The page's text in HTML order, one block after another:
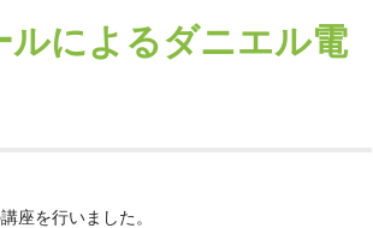
ルによるダニエル電
座を行いました。